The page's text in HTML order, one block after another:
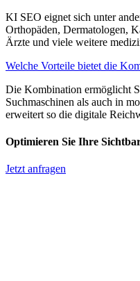
KI SEO eignet sich unter
Orthopäden, Dermatologen,
Ärzte und viele weitere
Welche Vorteile bietet die
Die Kombination ermöglicht
Suchmaschinen als auch in
erweitert so die digitale
Optimieren Sie Ihre
Jetzt anfragen